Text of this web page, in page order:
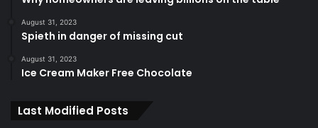
August 31, 2023
Spieth in danger of missing cut
August 31, 2023
Ice Cream Maker Free Chocolate
Last Modified Posts